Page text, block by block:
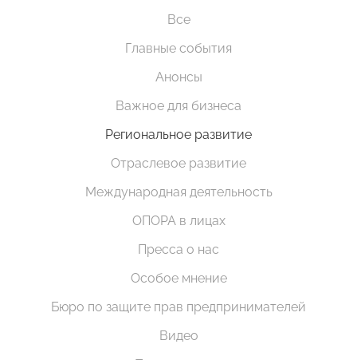
Все
Главные события
Анонсы
Важное для бизнеса
Региональное развитие
Отраслевое развитие
Международная деятельность
ОПОРА в лицах
Пресса о нас
Особое мнение
Бюро по защите прав предпринимателей
Видео